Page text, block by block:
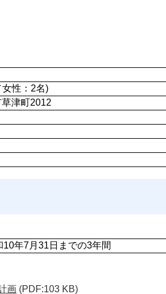
性：2名)
津町2012
年7月31日までの3年間
画 (PDF:103 KB)